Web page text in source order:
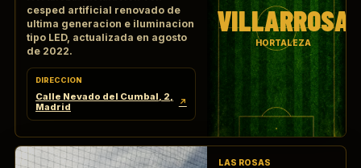
VILLARROSA
HORTALEZA
cesped artificial renovado de
ultima generacion e iluminacion
tipo LED, actualizada en agosto
de 2022.
DIRECCION
Calle Nevado del Cumbal, 2,
Madrid
↗
LAS ROSAS